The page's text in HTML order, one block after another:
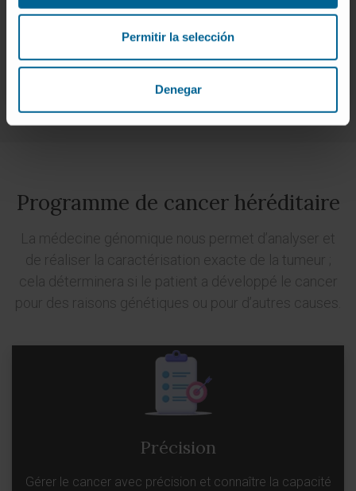
Permitir la selección
Denegar
héréditaire de Leber.
Programme de cancer héréditaire
La médecine génomique nous permet d’analyser et
de réaliser la caractérisation exacte de la tumeur ;
cela déterminera si le patient a développé le cancer
pour des raisons génétiques ou pour d’autres causes.
Précision
Gérer le cancer avec précision et connaître la capacité